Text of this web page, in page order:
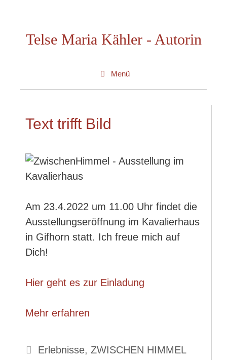
springenTelse Maria Kähler - Autorin
Menü
Text trifft Bild
Am 23.4.2022 um 11.00 Uhr findet die
Ausstellungseröffnung im Kavalierhaus
in Gifhorn statt. Ich freue mich auf
Dich!
Hier geht es zur Einladung
Mehr erfahren
Kategorien
Erlebnisse, ZWISCHEN HIMMEL